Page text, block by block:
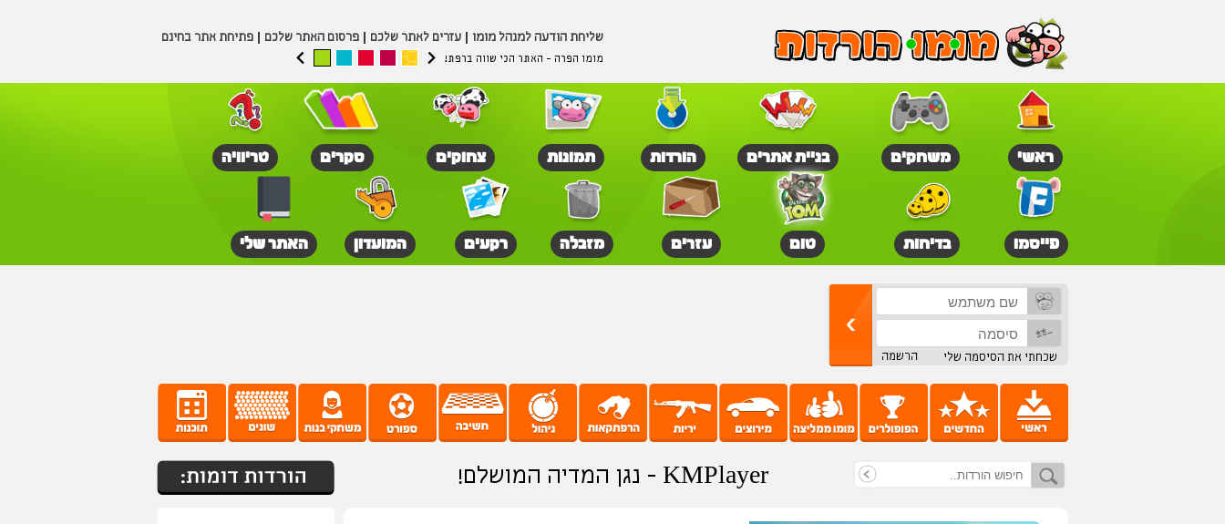
שליחת הודעה למנהל מומו עזרים לאתר שלכם פרסום האתר שלכם פתיחת אתר בחינם
מומו הפרה - האתר הכי שווה ברפת!
ראשי משחקים בניית אתרים הורדות תמונות צחוקים סקרים טריוויה
פייסמו בדיחות טום עזרים מזבלה רקעים המועדון האתר שלי
שכחתי את הסיסמה שלי הרשמה
KMPlayer - נגן המדיה המושלם!